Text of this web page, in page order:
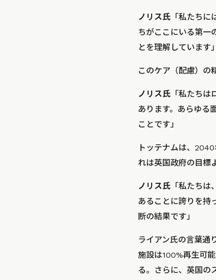
ノリス氏 「私たち
ちがここにいる第一
とを理解しています」
このケア（配慮）の
ノリス氏 「私たち
あります。あらゆる
ことです」
トッテナムは、
れは英国政府の目標
ノリス氏 「私たち
あることに誇りを持
断の結果です」
ライアン氏の言葉通
施設は100%再生可
る。さらに、英国の